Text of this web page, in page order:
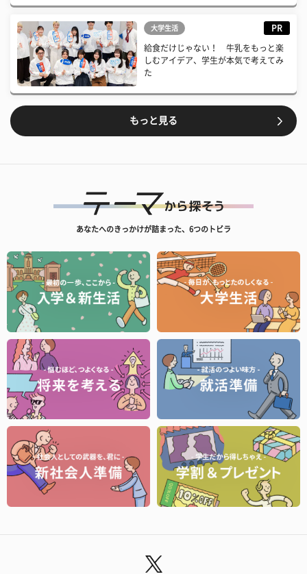
大学生活 PR
給食だけじゃない！ 牛乳をもっと楽
しむアイデア、学生が本気で考えてみ
た
もっと見る
あなたへのきっかけが詰まった、6つのトビラ